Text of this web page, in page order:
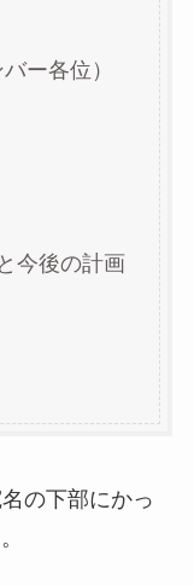
ー各位）
今後の計画
の下部にかっ